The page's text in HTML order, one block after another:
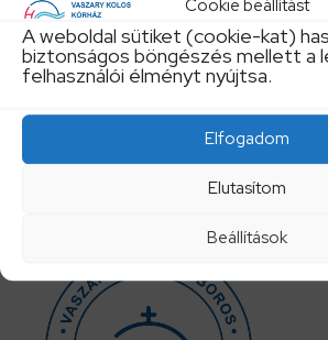
Cookie beállítást
A weboldal sütiket (cookie-kat)
biztonságos böngészés mellett a
felhasználói élményt nyújtsa.
Elfogadom
Elutasítom
Beállítások